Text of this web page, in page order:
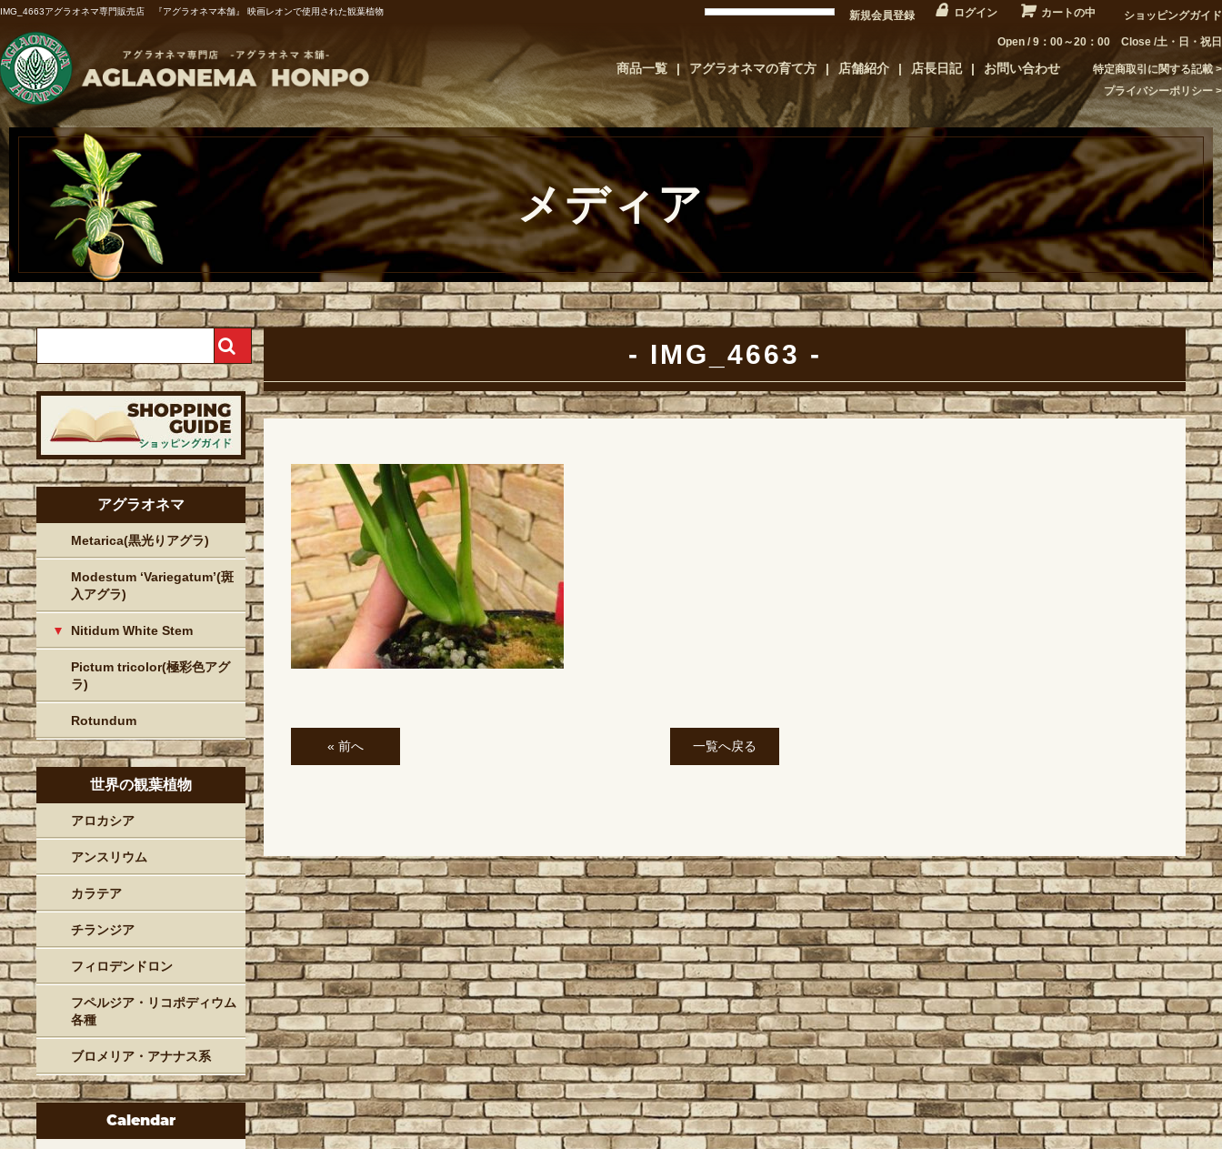
IMG_4663アグラオネマ専門販売店 『アグラオネマ本舗』 映画レオンで使用された観葉植物 新規会員登録 ログイン カートの中 ショッピングガイド
Open / 9：00～20：00 Close /土・日・祝日
商品一覧 アグラオネマの育て方 店舗紹介 店長日記 お問い合わせ
特定商取引に関する記載
プライバシーポリシー
メディア
IMG_4663
« 前へ 一覧へ戻る
アグラオネマ
Metarica(黒光りアグラ)
Modestum ‘Variegatum’(斑
入アグラ)
Nitidum White Stem
Pictum tricolor(極彩色アグ
ラ)
Rotundum
世界の観葉植物
アロカシア
アンスリウム
カラテア
チランジア
フィロデンドロン
フペルジア・リコポディウム
各種
ブロメリア・アナナス系
Calendar